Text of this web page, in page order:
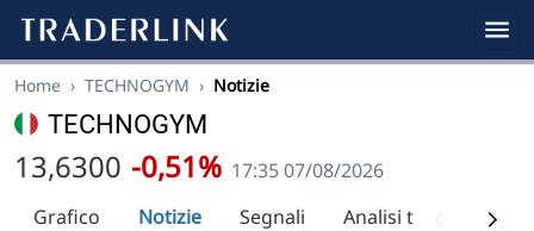
Home › TECHNOGYM › Notizie
TECHNOGYM
13,6300 -0,51% 17:35 07/08/2026
Grafico
Notizie Segnali Analisi tecnica